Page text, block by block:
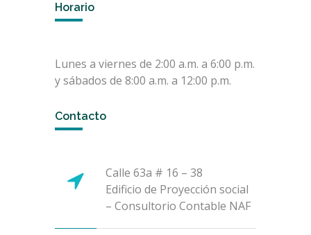
Horario
Lunes a viernes de 2:00 a.m. a 6:00 p.m.
y sábados de 8:00 a.m. a 12:00 p.m.
Contacto
Calle 63a # 16 – 38
Edificio de Proyección social
– Consultorio Contable NAF